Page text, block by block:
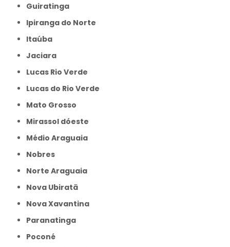
Guiratinga
Ipiranga do Norte
Itaúba
Jaciara
Lucas Rio Verde
Lucas do Rio Verde
Mato Grosso
Mirassol dóeste
Médio Araguaia
Nobres
Norte Araguaia
Nova Ubiratã
Nova Xavantina
Paranatinga
Poconé